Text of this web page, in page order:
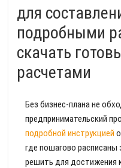
для
подробными
скачать
расчетами
Без бизнес-плана не
предпринимательский
подробной инструкцией
где пошагово
решить для достижения